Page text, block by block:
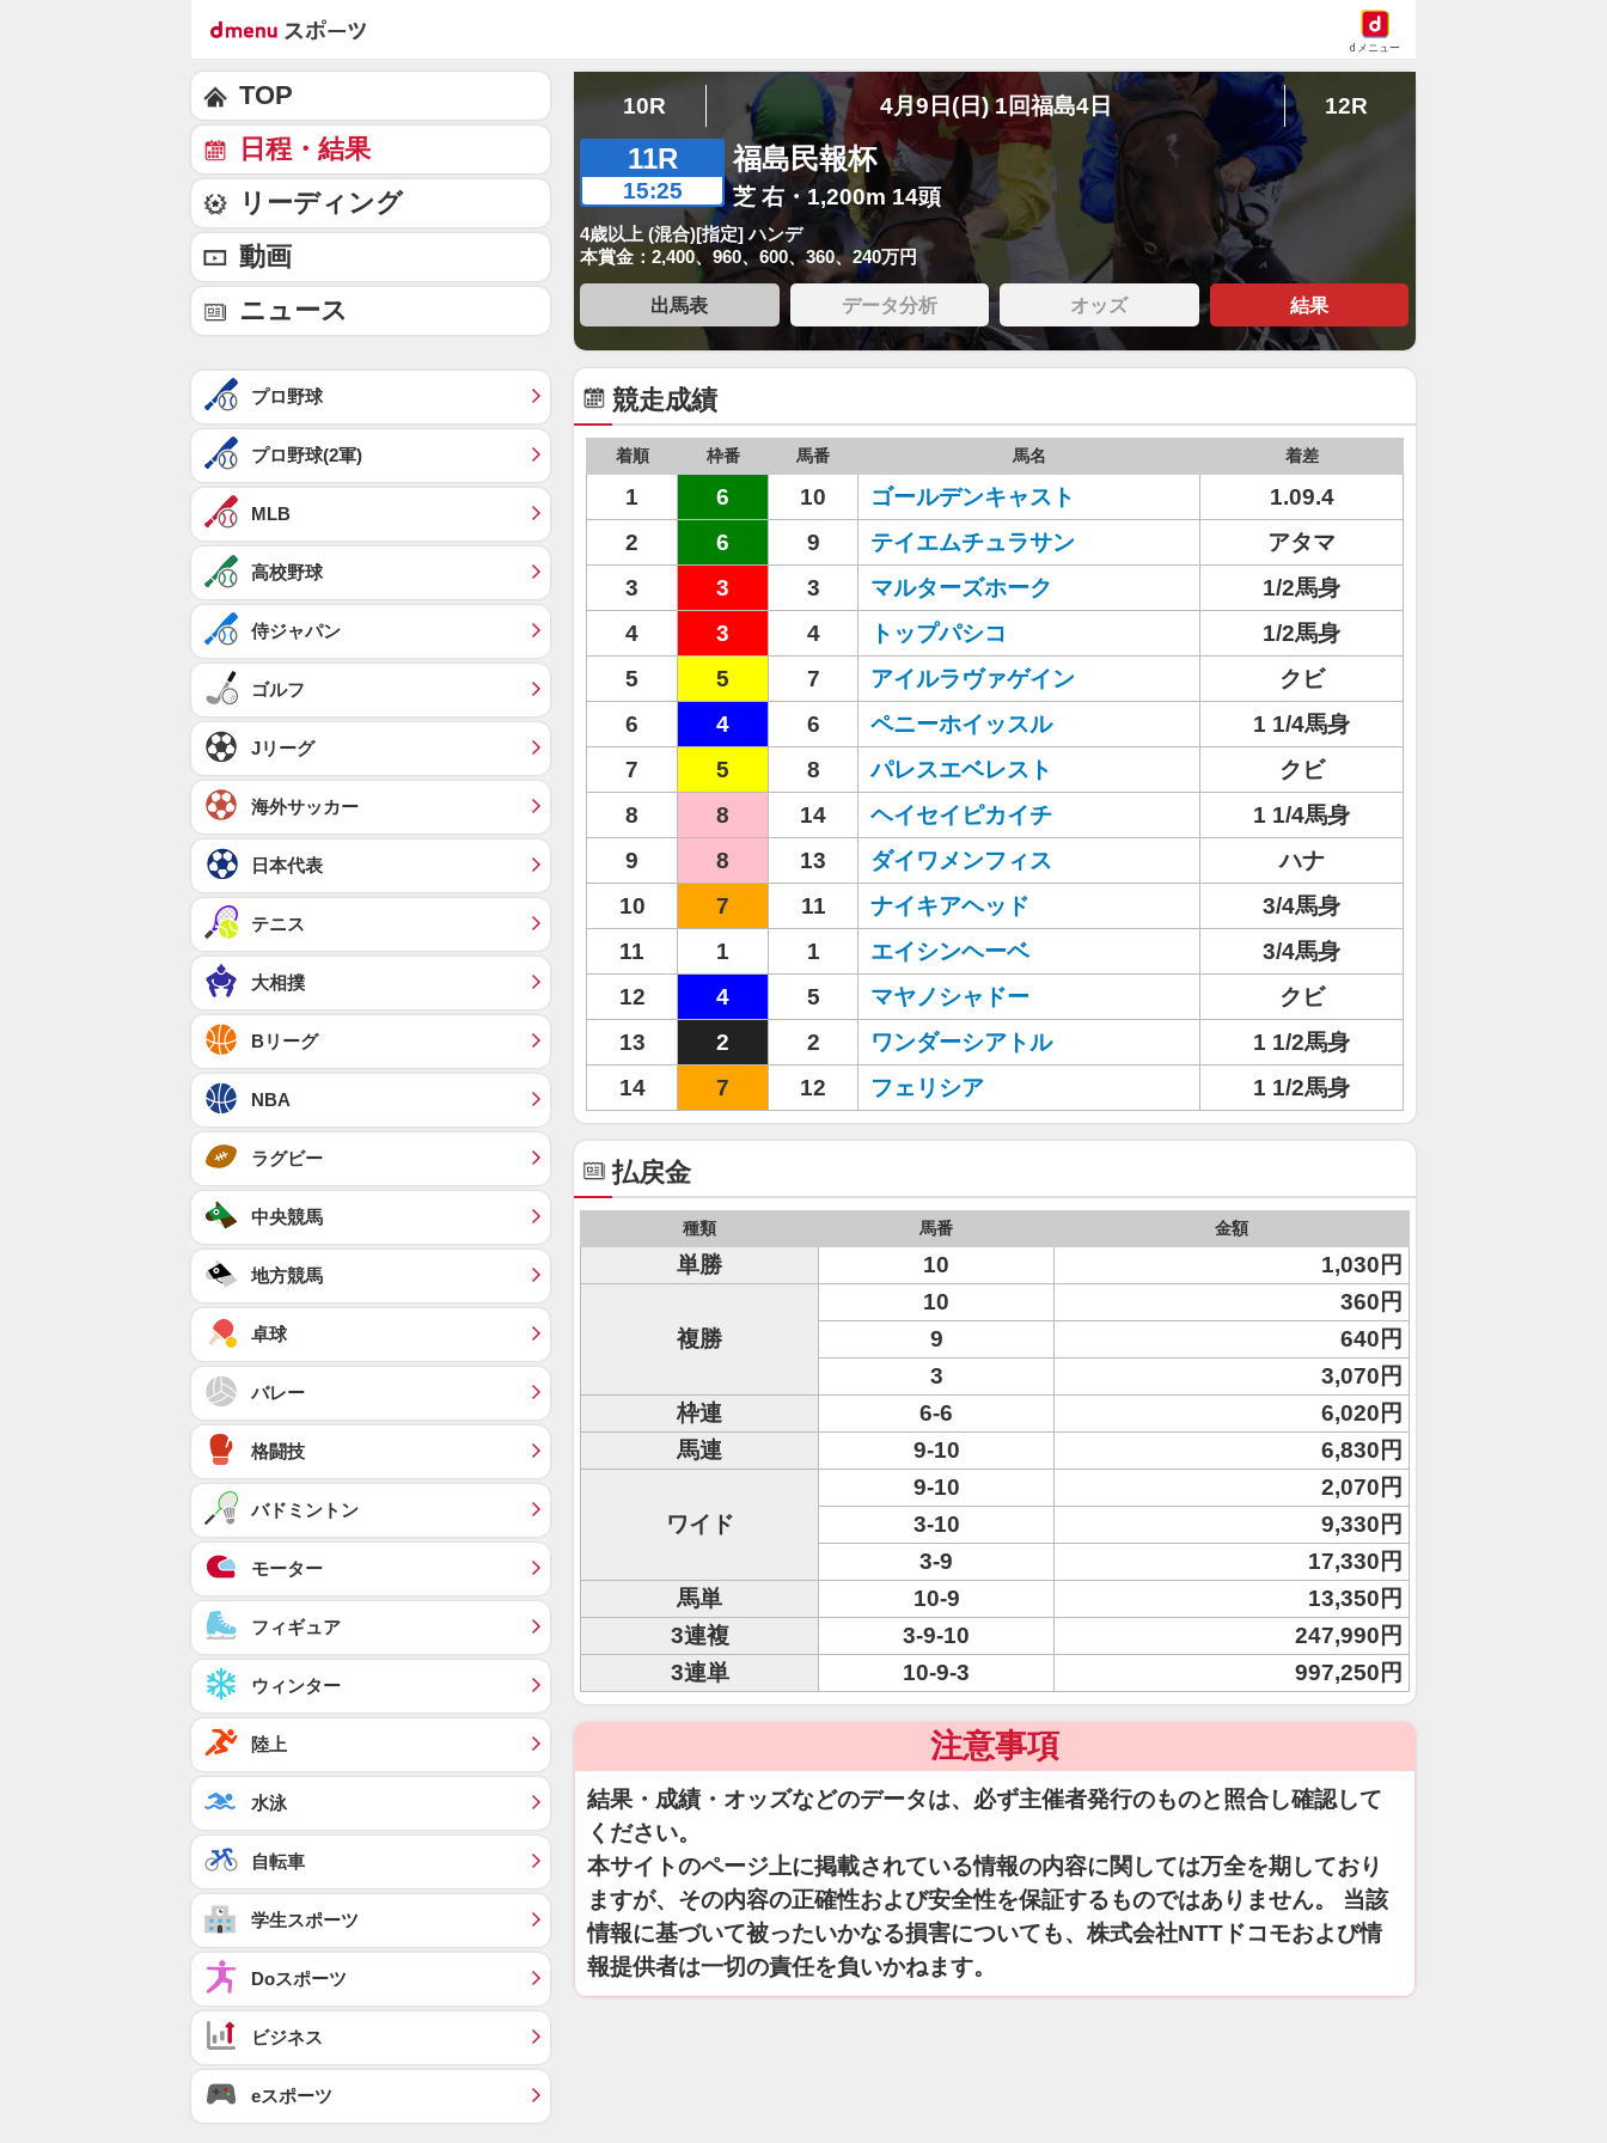
dメニュー
10R 4月9日(日) 1回福島4日 12R
11R
15:25
福島民報杯
芝 右・1,200m 14頭
4歳以上 (混合)[指定] ハンデ
本賞金：2,400、960、600、360、240万円
出馬表 データ分析 オッズ 結果
競走成績
着順 枠番 馬番 馬名 着差
1 6 10 ゴールデンキャスト
1.09.4
2
6 9 テイエムチュラサン
アタマ
3
3 3 マルターズホーク
1/2馬身
4
3 4 トップパシコ
1/2馬身
5
5 7 アイルラヴァゲイン
クビ
6
4 6 ペニーホイッスル
1 1/4馬身
7
5 8 パレスエベレスト
クビ
8
8 14 ヘイセイピカイチ
1 1/4馬身
9
8 13 ダイワメンフィス
ハナ
10
7 11 ナイキアヘッド
3/4馬身
11
1 1 エイシンヘーベ
3/4馬身
12
4 5 マヤノシャドー
クビ
13
2 2 ワンダーシアトル
1 1/2馬身
14
7 12 フェリシア 1 1/2馬身
払戻金
種類 馬番 金額
単勝 10 1,030円
複勝
10
360円
9
640円
3
3,070円
枠連
6-6
6,020円
馬連
9-10 6,830円
ワイド
9-10
2,070円
3-10
9,330円
3-9
17,330円
馬単
10-9
13,350円
3連複
3-9-10
247,990円
3連単
10-9-3 997,250円
注意事項
結果・成績・オッズなどのデータは、必ず主催者発行のものと照合し確認して
ください。
本サイトのページ上に掲載されている情報の内容に関しては万全を期しており
ますが、その内容の正確性および安全性を保証するものではありません。 当該
情報に基づいて被ったいかなる損害についても、株式会社NTTドコモおよび情
報提供者は一切の責任を負いかねます。
TOP
日程・結果
リーディング
動画
ニュース
プロ野球
プロ野球(2軍)
MLB
高校野球
侍ジャパン
ゴルフ
Jリーグ
海外サッカー
日本代表
テニス
大相撲
Bリーグ
NBA
ラグビー
中央競馬
地方競馬
卓球
バレー
格闘技
バドミントン
モーター
フィギュア
ウィンター
陸上
水泳
自転車
学生スポーツ
Doスポーツ
ビジネス
eスポーツ